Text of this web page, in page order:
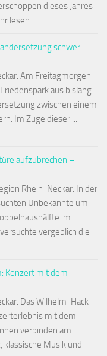
dieses Jahres
lesen
schwer
Am Freitagmorgen
aus bislang
zwischen einem
Im Zuge dieser ...
aufzubrechen –
Rhein-Neckar. In der
Unbekannte um
im
vergeblich die
Konzert mit dem
Das Wilhelm-Hack-
mit dem
verbinden am
klassische Musik und